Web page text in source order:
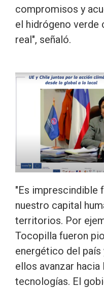
compromisos y
el hidrógeno verde
real", señaló.
"Es imprescindible
nuestro capital
territorios. Por
Tocopilla fueron
energético del país
ellos avanzar hacia
tecnologías. El